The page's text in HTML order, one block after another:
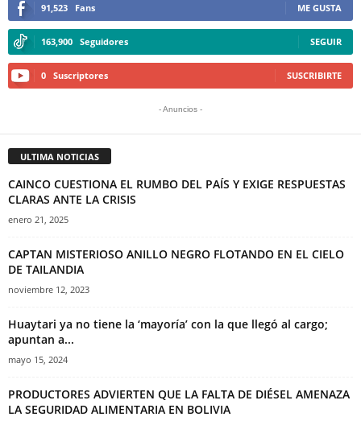
91,523 Fans ME GUSTA
163,900 Seguidores SEGUIR
0 Suscriptores SUSCRIBIRTE
- Anuncios -
ULTIMA NOTICIAS
CAINCO CUESTIONA EL RUMBO DEL PAÍS Y EXIGE RESPUESTAS
CLARAS ANTE LA CRISIS
enero 21, 2025
CAPTAN MISTERIOSO ANILLO NEGRO FLOTANDO EN EL CIELO
DE TAILANDIA
noviembre 12, 2023
Huaytari ya no tiene la ‘mayoría’ con la que llegó al cargo;
apuntan a...
mayo 15, 2024
PRODUCTORES ADVIERTEN QUE LA FALTA DE DIÉSEL AMENAZA
LA SEGURIDAD ALIMENTARIA EN BOLIVIA